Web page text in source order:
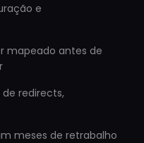
e
mapeado antes de
redirects,
meses de retrabalho